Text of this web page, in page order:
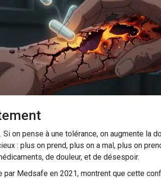
Si on pense à une tolérance, on augmente la
: plus on prend, plus on a mal, plus on
de douleur, et de désespoir.
par Medsafe en 2021, montrent que cette